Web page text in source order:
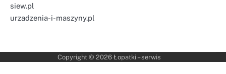
siew.pl
urzadzenia-i-maszyny.pl
Copyright © 2026 Łopatki – serwis